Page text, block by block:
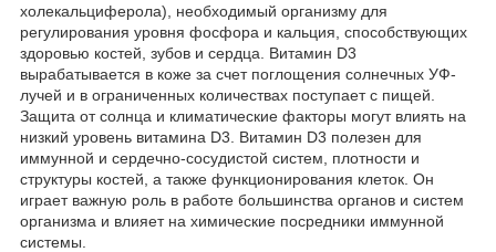
холекальциферола), необходимый организму для
регулирования уровня фосфора и кальция, способствующих
здоровью костей, зубов и сердца. Витамин D3
вырабатывается в коже за счет поглощения солнечных УФ-
лучей и в ограниченных количествах поступает с пищей.
Защита от солнца и климатические факторы могут влиять на
низкий уровень витамина D3. Витамин D3 полезен для
иммунной и сердечно-сосудистой систем, плотности и
структуры костей, а также функционирования клеток. Он
играет важную роль в работе большинства органов и систем
организма и влияет на химические посредники иммунной
системы.